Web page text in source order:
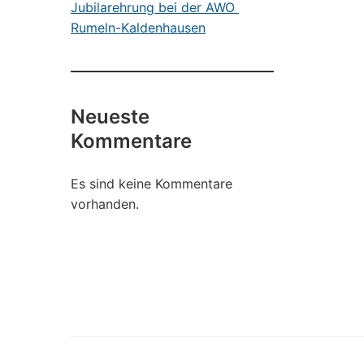
Jubilarehrung bei der AWO
Rumeln-Kaldenhausen
Neueste
Kommentare
Es sind keine Kommentare
vorhanden.